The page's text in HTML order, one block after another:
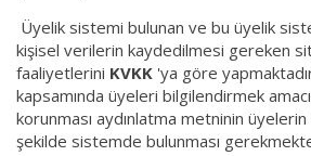
Üyelik sistemi bulunan ve bu üyelik
kişisel verilerin kaydedilmesi gereken
faaliyetlerini KVKK 'ya göre
kapsamında üyeleri bilgilendirmek
korunması aydınlatma metninin
şekilde sistemde bulunması